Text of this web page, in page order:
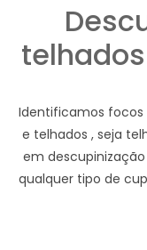
Identificamos
e telhados , seja
em
qualquer tipo de